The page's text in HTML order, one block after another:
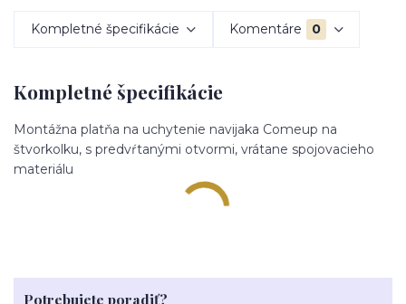
Kompletné špecifikácie Komentáre 0
Kompletné špecifikácie
Montážna platňa na uchytenie navijaka Comeup na
štvorkolku, s predvŕtanými otvormi, vrátane spojovacieho
materiálu
Potrebujete poradiť?